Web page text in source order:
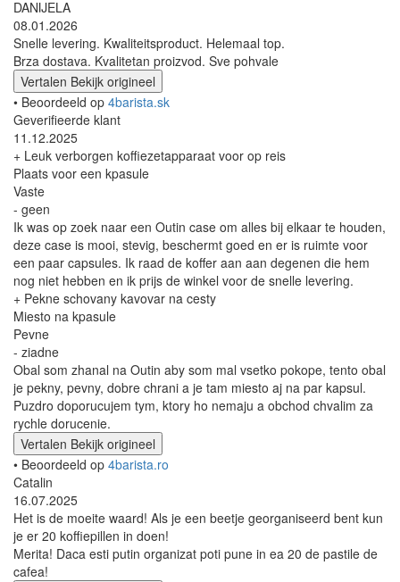
DANIJELA
08.01.2026
Snelle levering. Kwaliteitsproduct. Helemaal top.
Brza dostava. Kvalitetan proizvod. Sve pohvale
Vertalen Bekijk origineel
• Beoordeeld op 4barista.sk
Geverifieerde klant
11.12.2025
+ Leuk verborgen koffiezetapparaat voor op reis
Plaats voor een kpasule
Vaste
- geen
Ik was op zoek naar een Outin case om alles bij elkaar te houden,
deze case is mooi, stevig, beschermt goed en er is ruimte voor
een paar capsules. Ik raad de koffer aan aan degenen die hem
nog niet hebben en ik prijs de winkel voor de snelle levering.
+ Pekne schovany kavovar na cesty
Miesto na kpasule
Pevne
- ziadne
Obal som zhanal na Outin aby som mal vsetko pokope, tento obal
je pekny, pevny, dobre chrani a je tam miesto aj na par kapsul.
Puzdro doporucujem tym, ktory ho nemaju a obchod chvalim za
rychle dorucenie.
Vertalen Bekijk origineel
• Beoordeeld op 4barista.ro
Catalin
16.07.2025
Het is de moeite waard! Als je een beetje georganiseerd bent kun
je er 20 koffiepillen in doen!
Merita! Daca esti putin organizat poti pune in ea 20 de pastile de
cafea!